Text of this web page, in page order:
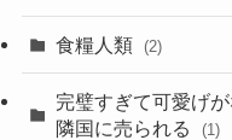
食糧人類 (2)
完璧すぎて可愛げ
隣国に売られる
(1)